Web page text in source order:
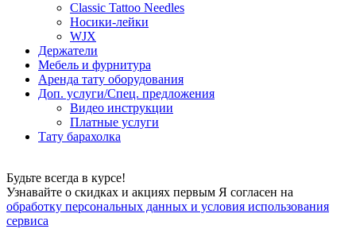
Classic Tattoo Needles
Носики-лейки
WJX
Держатели
Мебель и фурнитура
Аренда тату оборудования
Доп. услуги/Спец. предложения
Видео инструкции
Платные услуги
Тату барахолка
Будьте всегда в курсе!
Узнавайте о скидках и акциях первым Я согласен на
обработку персональных данных и условия использования
сервиса